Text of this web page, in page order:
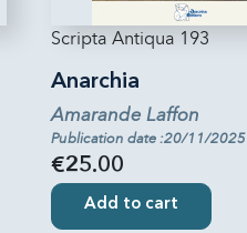
Scripta Antiqua 193
Anarchia
Amarande Laffon
Publication date :20/11/2025
€25.00
Add to cart